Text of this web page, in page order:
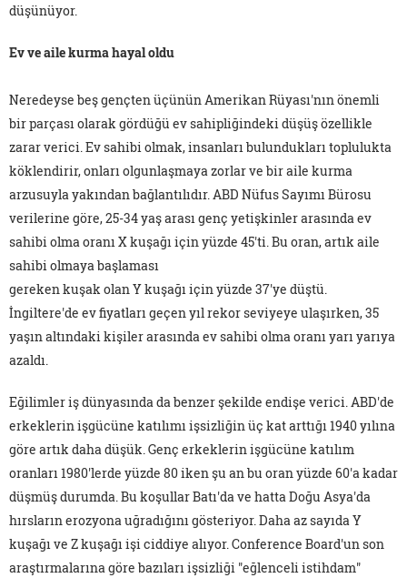
düşünüyor.
Ev ve aile kurma hayal oldu
Neredeyse beş gençten üçünün Amerikan Rüyası'nın önemli
bir parçası olarak gördüğü ev sahipliğindeki düşüş özellikle
zarar verici. Ev sahibi olmak, insanları bulundukları toplulukta
köklendirir, onları olgunlaşmaya zorlar ve bir aile kurma
arzusuyla yakından bağlantılıdır. ABD Nüfus Sayımı Bürosu
verilerine göre, 25-34 yaş arası genç yetişkinler arasında ev
sahibi olma oranı X kuşağı için yüzde 45'ti. Bu oran, artık aile
sahibi olmaya başlaması
gereken kuşak olan Y kuşağı için yüzde 37'ye düştü.
İngiltere'de ev fiyatları geçen yıl rekor seviyeye ulaşırken, 35
yaşın altındaki kişiler arasında ev sahibi olma oranı yarı yarıya
azaldı.
Eğilimler iş dünyasında da benzer şekilde endişe verici. ABD'de
erkeklerin işgücüne katılımı işsizliğin üç kat arttığı 1940 yılına
göre artık daha düşük. Genç erkeklerin işgücüne katılım
oranları 1980'lerde yüzde 80 iken şu an bu oran yüzde 60'a kadar
düşmüş durumda. Bu koşullar Batı'da ve hatta Doğu Asya'da
hırsların erozyona uğradığını gösteriyor. Daha az sayıda Y
kuşağı ve Z kuşağı işi ciddiye alıyor. Conference Board'un son
araştırmalarına göre bazıları işsizliği "eğlenceli istihdam"